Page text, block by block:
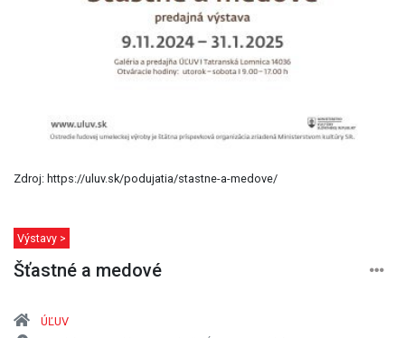
Zdroj: https://uluv.sk/podujatia/stastne-a-medove/
Výstavy >
Šťastné a medové
ÚĽUV